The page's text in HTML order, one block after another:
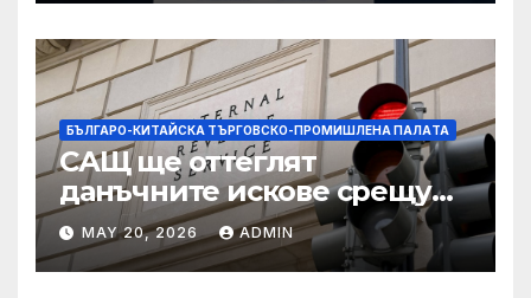
БЪЛГАРО-КИТАЙСКА ТЪРГОВСКО-ПРОМИШЛЕНА ПАЛAТА
САЩ ще оттеглят
данъчните искове срещу
Тръмп „завинаги“ в
сделката за съдебно дело с
IRS
MAY 20, 2026 ADMIN